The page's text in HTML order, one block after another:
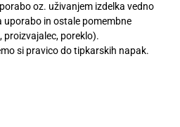
oz. uživanjem izdelka vedno
uporabo in ostale pomembne
poreklo).
si pravico do tipkarskih napak.